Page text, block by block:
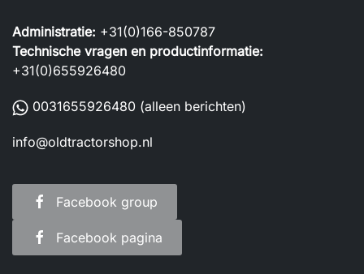
Administratie: +31(0)166-850787
Technische vragen en productinformatie:
+31(0)655926480
0031655926480 (alleen berichten)
info@oldtractorshop.nl
Facebook group
Facebook pagina